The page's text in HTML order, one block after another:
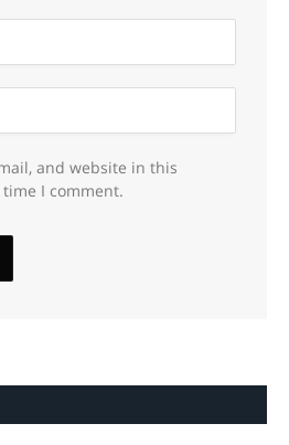
and website in this
I comment.